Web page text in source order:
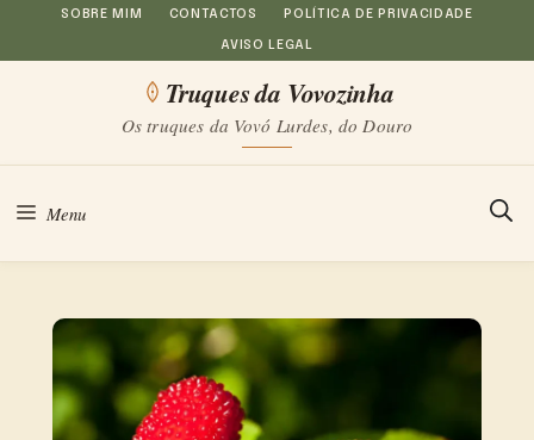
Saltar
para
conteúdo
SOBRE MIM CONTACTOS POLÍTICA DE PRIVACIDADE
AVISO LEGAL
Truques da Vovozinha
Os truques da Vovó Lurdes, do Douro
Menu